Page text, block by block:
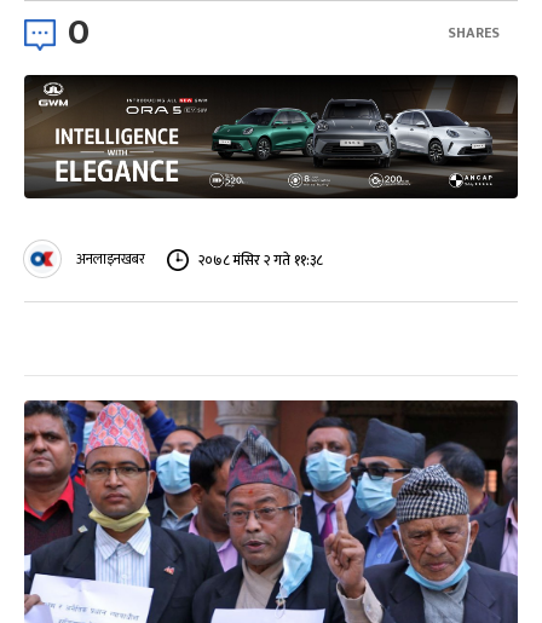
0 SHARES
अनलाइनखबर २०७८ मंसिर २ गते ११:३८